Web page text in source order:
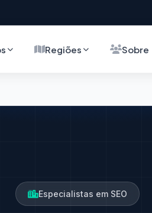
Regiões Sobre
Especialistas em SEO